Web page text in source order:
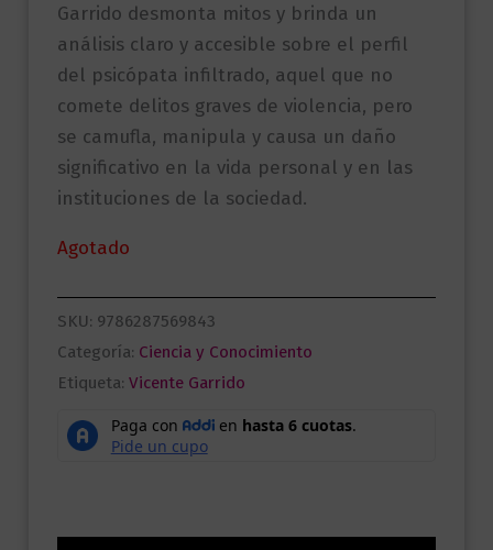
Garrido desmonta mitos y brinda un
análisis claro y accesible sobre el perfil
del psicópata infiltrado, aquel que no
comete delitos graves de violencia, pero
se camufla, manipula y causa un daño
significativo en la vida personal y en las
instituciones de la sociedad.
Agotado
SKU: 9786287569843
Categoría: Ciencia y Conocimiento
Etiqueta: Vicente Garrido